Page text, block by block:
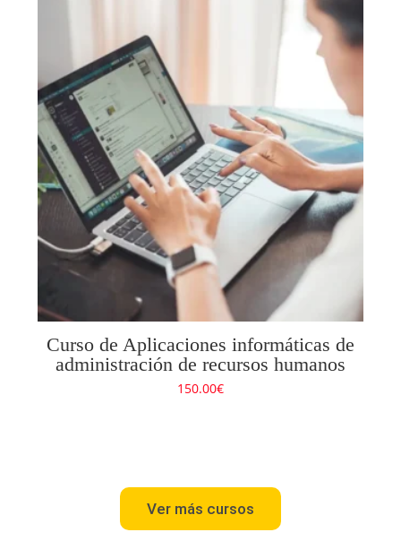
Curso de Aplicaciones informáticas de
administración de recursos humanos
150.00€
Ver más cursos